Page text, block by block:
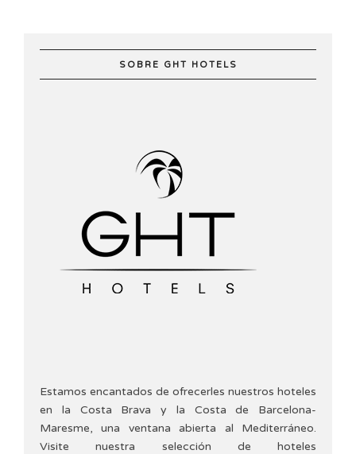
SOBRE GHT HOTELS
Estamos encantados de ofrecerles nuestros hoteles
en la Costa Brava y la Costa de Barcelona-
Maresme, una ventana abierta al Mediterráneo.
Visite nuestra selección de hoteles